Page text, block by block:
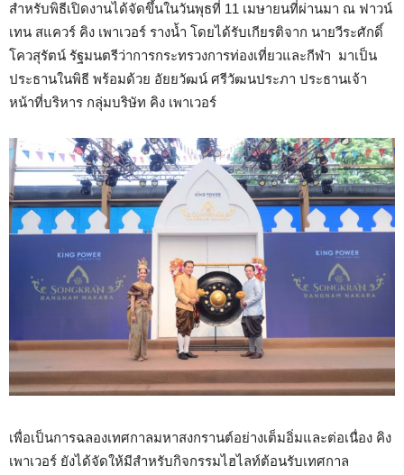
สำหรับพิธีเปิดงานได้จัดขึ้นในวันพุธที่ 11 เมษายนที่ผ่านมา ณ ฟาวน์
เทน สแควร์ คิง เพาเวอร์ รางน้ำ โดยได้รับเกียรติจาก นายวีระศักดิ์
โควสุรัตน์ รัฐมนตรีว่าการกระทรวงการท่องเที่ยวและกีฬา มาเป็น
ประธานในพิธี พร้อมด้วย อัยยวัฒน์ ศรีวัฒนประภา ประธานเจ้า
หน้าที่บริหาร กลุ่มบริษัท คิง เพาเวอร์
เพื่อเป็นการฉลองเทศกาลมหาสงกรานต์อย่างเต็มอิ่มและต่อเนื่อง คิง
เพาเวอร์ ยังได้จัดให้มีสำหรับกิจกรรมไฮไลท์ต้อนรับเทศกาล